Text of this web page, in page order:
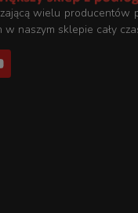
wielu producentów
naszym sklepie cały